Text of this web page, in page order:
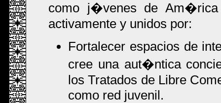
como j�venes de Am�rica
activamente y unidos por:
Fortalecer espacios de
cree una aut�ntica
los Tratados de Libre
como red juvenil.